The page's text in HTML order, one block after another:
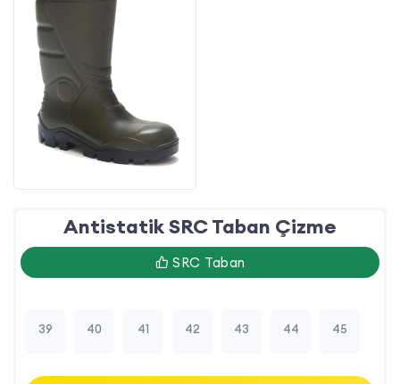
Antistatik SRC Taban Çizme
SRC Taban
39 40 41 42 43 44 45